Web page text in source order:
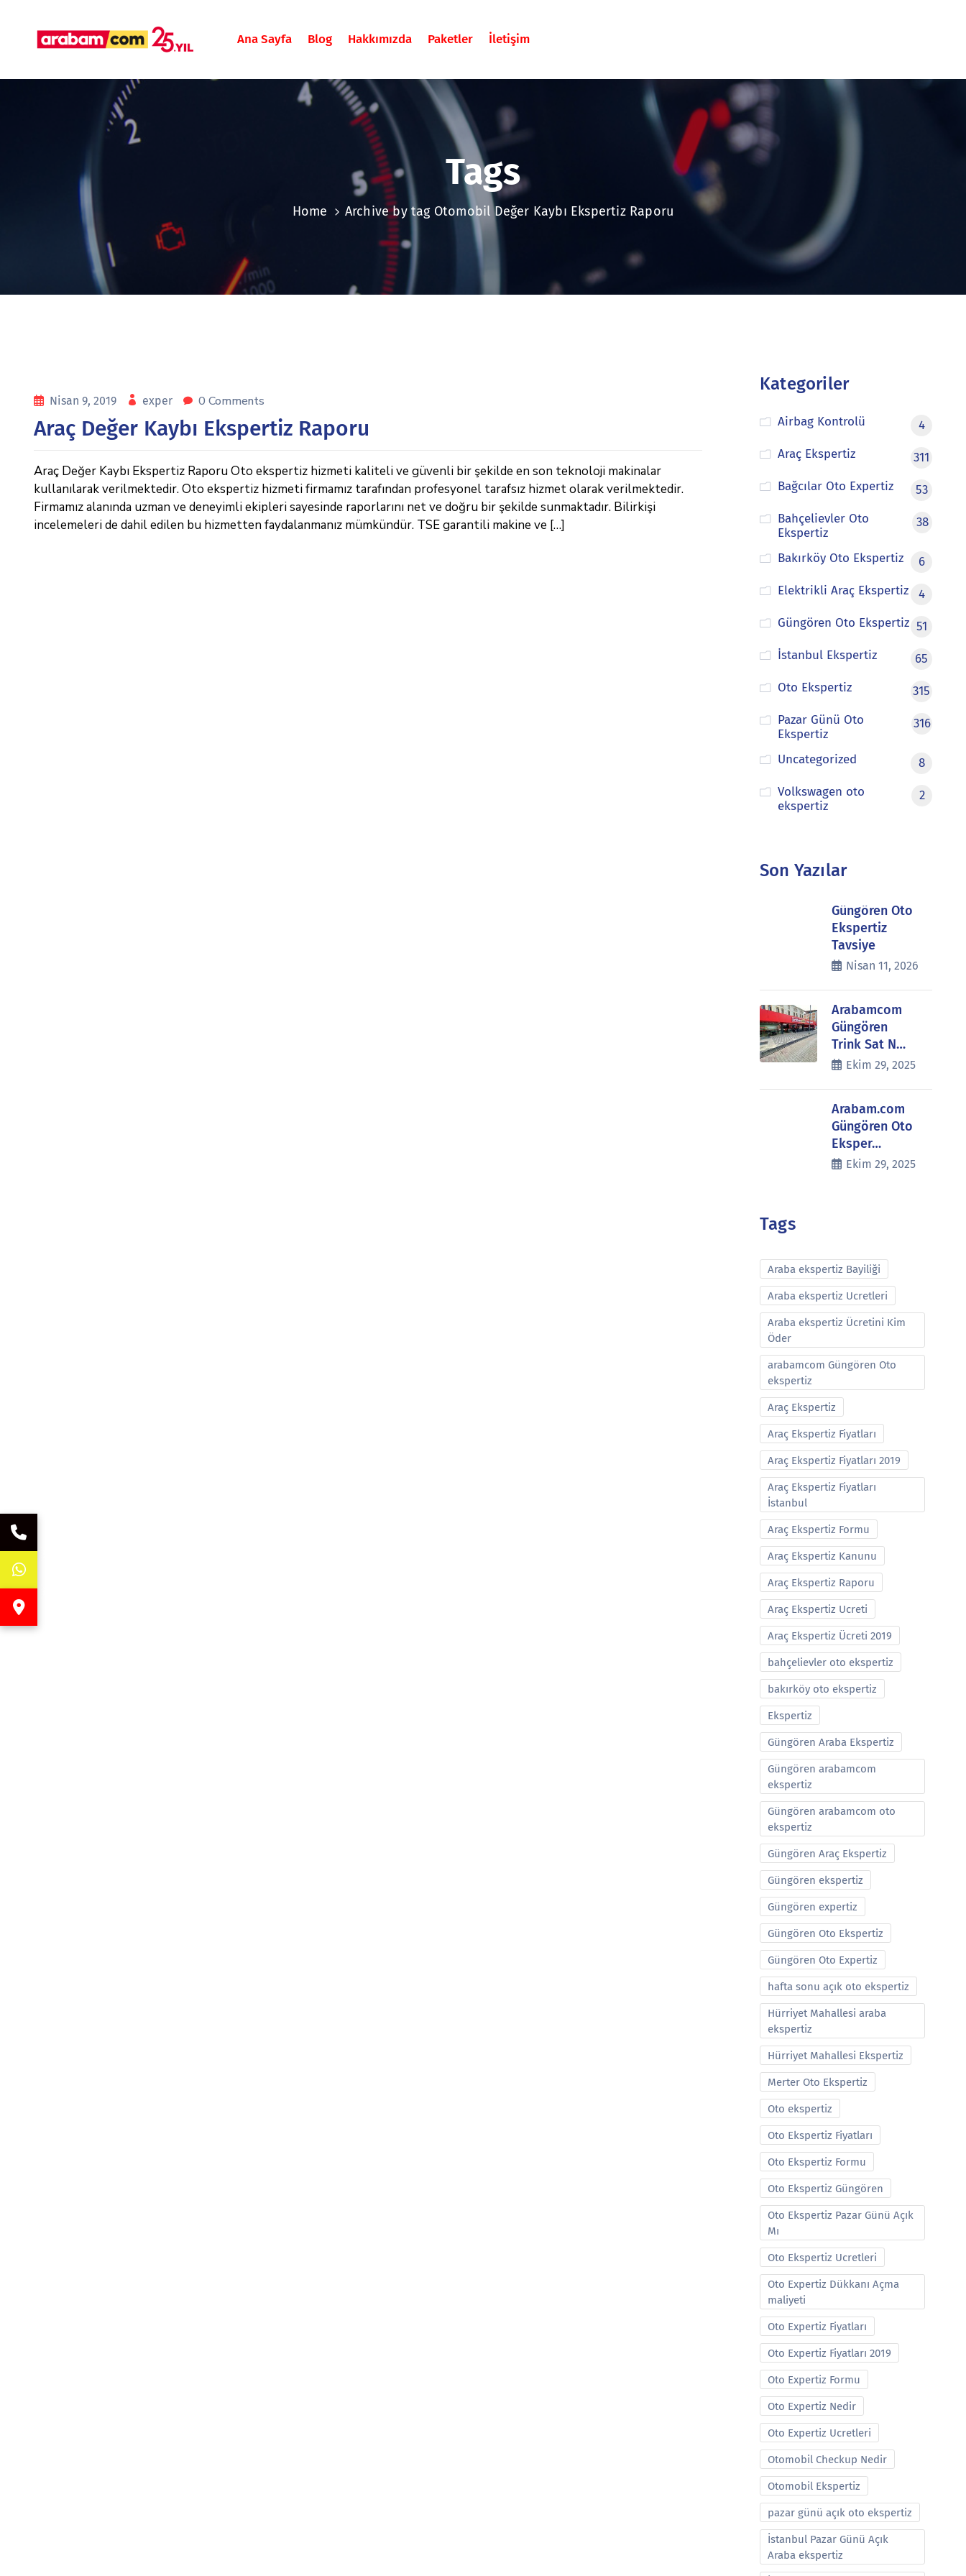
Ana Sayfa Blog Hakkımızda Paketler İletişim
Tags
Home Archive by tag Otomobil Değer Kaybı Ekspertiz Raporu
Nisan 9, 2019 exper 0 Comments
Araç Değer Kaybı Ekspertiz Raporu
Araç Değer Kaybı Ekspertiz Raporu Oto ekspertiz hizmeti kaliteli ve güvenli bir şekilde en son teknoloji makinalar
kullanılarak verilmektedir. Oto ekspertiz hizmeti firmamız tarafından profesyonel tarafsız hizmet olarak verilmektedir.
Firmamız alanında uzman ve deneyimli ekipleri sayesinde raporlarını net ve doğru bir şekilde sunmaktadır. Bilirkişi
incelemeleri de dahil edilen bu hizmetten faydalanmanız mümkündür. TSE garantili makine ve […]
Kategoriler
Airbag Kontrolü
4
Araç Ekspertiz
311
Bağcılar Oto Expertiz
53
Bahçelievler Oto
Ekspertiz
38
Bakırköy Oto Ekspertiz
6
Elektrikli Araç Ekspertiz
4
Güngören Oto Ekspertiz 51
İstanbul Ekspertiz
65
Oto Ekspertiz
315
Pazar Günü Oto
Ekspertiz
316
Uncategorized
8
Volkswagen oto
ekspertiz
2
Son Yazılar
Güngören Oto
Ekspertiz
Tavsiye
Nisan 11, 2026
Arabamcom
Güngören
Trink Sat N…
Ekim 29, 2025
Arabam.com
Güngören Oto
Eksper…
Ekim 29, 2025
Tags
Araba ekspertiz Bayiliği
Araba ekspertiz Ucretleri
Araba ekspertiz Ücretini Kim
Öder
arabamcom Güngören Oto
ekspertiz
Araç Ekspertiz
Araç Ekspertiz Fiyatları
Araç Ekspertiz Fiyatları 2019
Araç Ekspertiz Fiyatları
İstanbul
Araç Ekspertiz Formu
Araç Ekspertiz Kanunu
Araç Ekspertiz Raporu
Araç Ekspertiz Ucreti
Araç Ekspertiz Ücreti 2019
bahçelievler oto ekspertiz
bakırköy oto ekspertiz
Ekspertiz
Güngören Araba Ekspertiz
Güngören arabamcom
ekspertiz
Güngören arabamcom oto
ekspertiz
Güngören Araç Ekspertiz
Güngören ekspertiz
Güngören expertiz
Güngören Oto Ekspertiz
Güngören Oto Expertiz
hafta sonu açık oto ekspertiz
Hürriyet Mahallesi araba
ekspertiz
Hürriyet Mahallesi Ekspertiz
Merter Oto Ekspertiz
Oto ekspertiz
Oto Ekspertiz Fiyatları
Oto Ekspertiz Formu
Oto Ekspertiz Güngören
Oto Ekspertiz Pazar Günü Açık
Mı
Oto Ekspertiz Ucretleri
Oto Expertiz Dükkanı Açma
maliyeti
Oto Expertiz Fiyatları
Oto Expertiz Fiyatları 2019
Oto Expertiz Formu
Oto Expertiz Nedir
Oto Expertiz Ucretleri
Otomobil Checkup Nedir
Otomobil Ekspertiz
pazar günü açık oto ekspertiz
İstanbul Pazar Günü Açık
Araba ekspertiz